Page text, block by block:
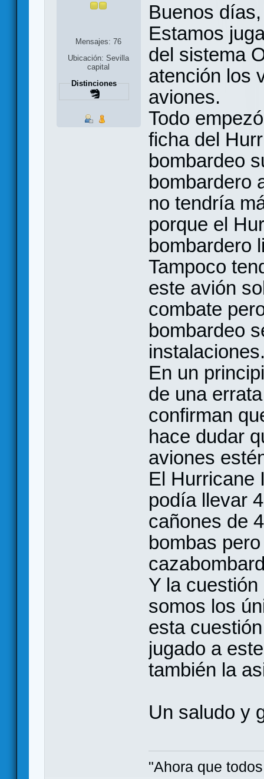
Mensajes: 76
Ubicación: Sevilla
capital
Distinciones
Buenos días,
Estamos
del sistema
atención los
aviones.
Todo
ficha del
bombardeo
bombardero
no tendría
porque el
bombardero
Tampoco
este avión
combate
bombardeo
En un
de una
confirman
hace dudar
aviones
El Hurricane
podía llevar
cañones de
bombas
Y la
somos los
esta
jugado a
también la
Un saludo y
"Ahora que